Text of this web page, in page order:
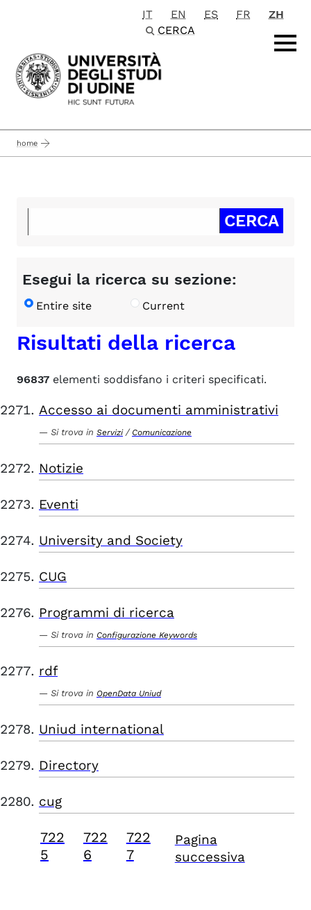
Passa al contenuto principale
IT EN ES FR
ZH
CERCA
home
Esegui la ricerca su sezione:
Entire site Current
Risultati della ricerca
96837 elementi soddisfano i criteri specificati.
Accesso ai documenti amministrativi
Si trova in Servizi / Comunicazione
Notizie
Eventi
University and Society
CUG
Programmi di ricerca
Si trova in Configurazione Keywords
rdf
Si trova in OpenData Uniud
Uniud international
Directory
cug
722
5
722
6
722
7
Pagina
successiva